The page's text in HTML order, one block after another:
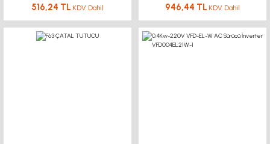
516,24 TL KDV Dahil 946,44 TL KDV Dahil